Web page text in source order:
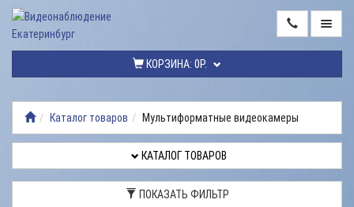
КОРЗИНА: 0Р.
ТОВАРОВ
МОНТАЖ
РЕМОНТ
Каталог товаров Мультиформатные видеокамеры
КАТАЛОГ ТОВАРОВ
ПОКАЗАТЬ ФИЛЬТР